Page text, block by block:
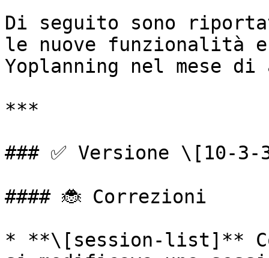
Di seguito sono
le nuove funzionalità
Yoplanning nel mese
***
### ✅ Versione \[10-
#### 🐞 Correzioni
* **\[session-list]**